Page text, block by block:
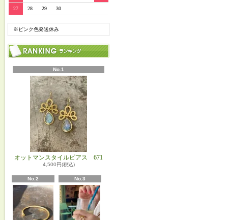
27 28 29 30
※ピンク色発送休み
No.1
オットマンスタイルピアス 671
4,500円(税込)
No.2 No.3